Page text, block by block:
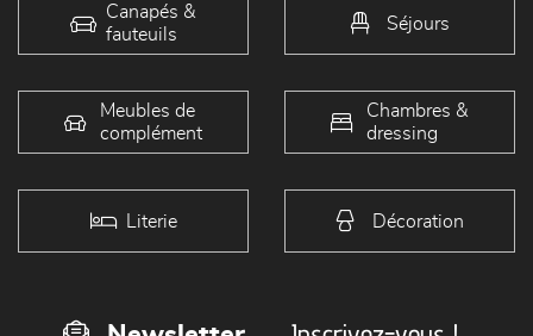
Canapés &
fauteuils
Séjours
Meubles de
complément
Chambres &
dressing
Literie Décoration